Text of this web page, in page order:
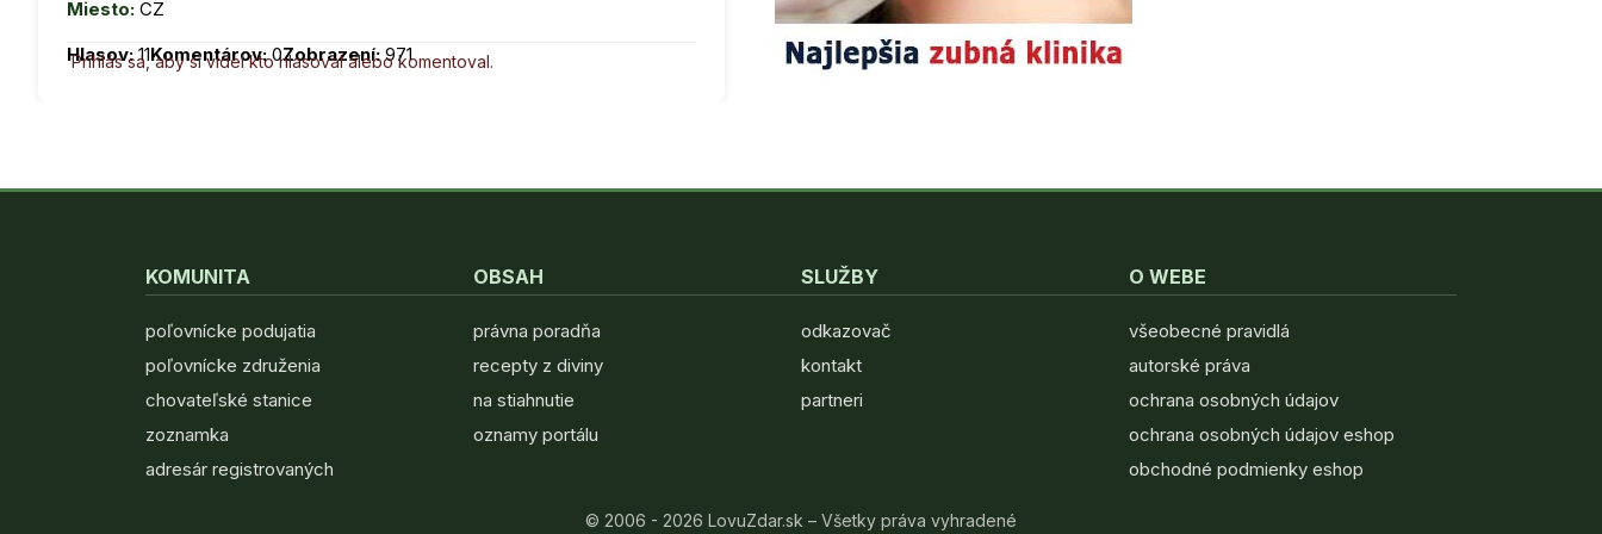
Miesto: CZ
Hlasov:11Komentárov:0Zobrazení:971
Prihlás sa, aby si videl kto hlasoval alebo komentoval.
KOMUNITA
poľovnícke podujatia
poľovnícke združenia
chovateľské stanice
zoznamka
adresár registrovaných
OBSAH
právna poradňa
recepty z diviny
na stiahnutie
oznamy portálu
SLUŽBY
odkazovač
kontakt
partneri
O WEBE
všeobecné pravidlá
autorské práva
ochrana osobných údajov
ochrana osobných údajov eshop
obchodné podmienky eshop
© 2006 - 2026 LovuZdar.sk – Všetky práva vyhradené